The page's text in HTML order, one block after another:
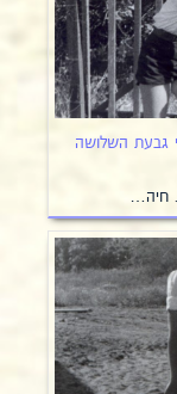
גבעת השלושה
חיה…